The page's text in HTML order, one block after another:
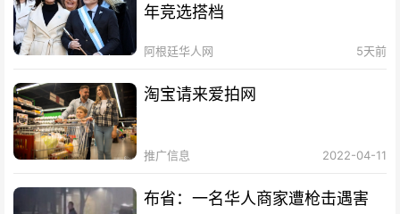
年竞选搭档
阿根廷华人网 5天前
淘宝请来爱拍网
推广信息 2022-04-11
布省：一名华人商家遭枪击遇害